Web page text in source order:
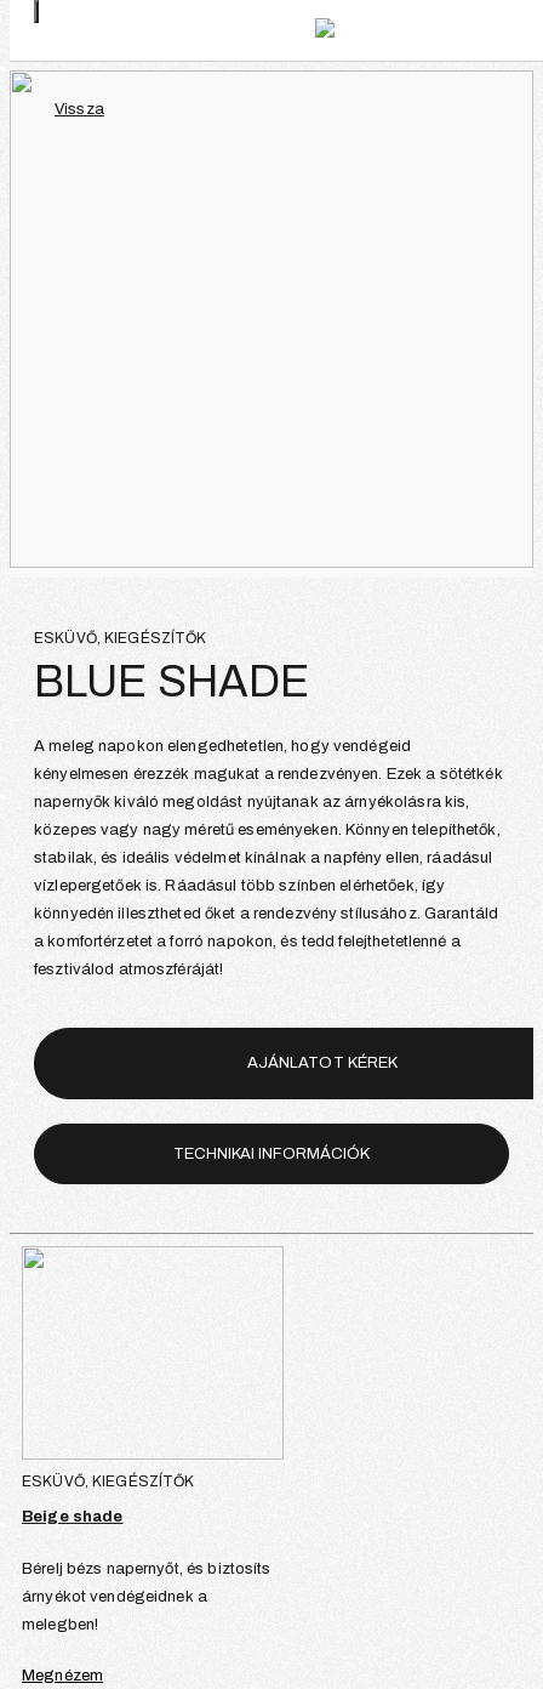
Vissza
ESKÜVŐ, KIEGÉSZÍTŐK
BLUE SHADE
A meleg napokon elengedhetetlen, hogy vendégeid
kényelmesen érezzék magukat a rendezvényen. Ezek a sötétkék
napernyők kiváló megoldást nyújtanak az árnyékolásra kis,
közepes vagy nagy méretű eseményeken. Könnyen telepíthetők,
stabilak, és ideális védelmet kínálnak a napfény ellen, ráadásul
vízlepergetőek is. Ráadásul több színben elérhetőek, így
könnyedén illesztheted őket a rendezvény stílusához. Garantáld
a komfortérzetet a forró napokon, és tedd felejthetetlenné a
fesztiválod atmoszféráját!
AJÁNLATOT KÉREK
TECHNIKAI INFORMÁCIÓK
ESKÜVŐ, KIEGÉSZÍTŐK
Beige shade
Bérelj bézs napernyőt, és biztosíts
árnyékot vendégeidnek a
melegben!
Megnézem